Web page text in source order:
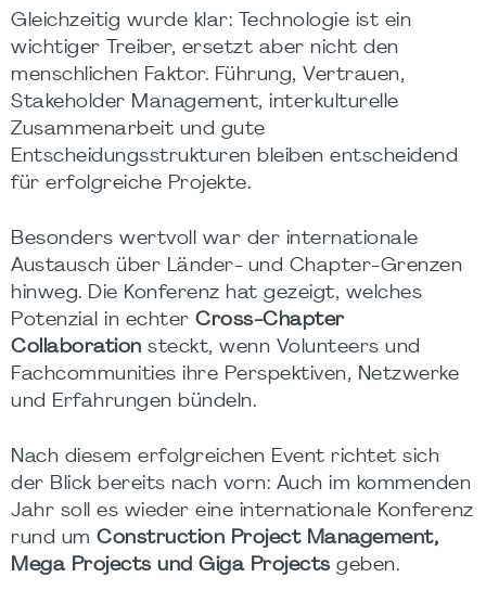
Gleichzeitig wurde klar: Technologie ist ein
wichtiger Treiber, ersetzt aber nicht den
menschlichen Faktor. Führung, Vertrauen,
Stakeholder Management, interkulturelle
Zusammenarbeit und gute
Entscheidungsstrukturen bleiben entscheidend
für erfolgreiche Projekte.
Besonders wertvoll war der internationale
Austausch über Länder- und Chapter-Grenzen
hinweg. Die Konferenz hat gezeigt, welches
Potenzial in echter Cross-Chapter
Collaboration steckt, wenn Volunteers und
Fachcommunities ihre Perspektiven, Netzwerke
und Erfahrungen bündeln.
Nach diesem erfolgreichen Event richtet sich
der Blick bereits nach vorn: Auch im kommenden
Jahr soll es wieder eine internationale Konferenz
rund um Construction Project Management,
Mega Projects und Giga Projectsgeben.